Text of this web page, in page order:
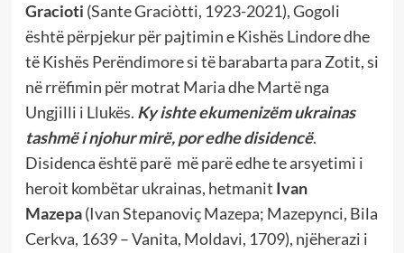
Gracioti (Sante Graciòtti, 1923-2021), Gogoli
është përpjekur për pajtimin e Kishës Lindore dhe
të Kishës Perëndimore si të barabarta para Zotit, si
në rrëfimin për motrat Maria dhe Martë nga
Ungjilli i Llukës. Ky ishte ekumenizëm ukrainas
tashmë i njohur mirë, por edhe disidencë.
Disidenca është parë më parë edhe te arsyetimi i
heroit kombëtar ukrainas, hetmanit Ivan
Mazepa(Ivan Stepanoviç Mazepa; Mazepynci, Bila
Cerkva, 1639 – Vanita, Moldavi, 1709), njëherazi i